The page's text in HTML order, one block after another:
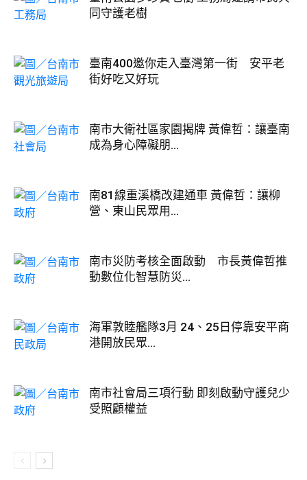
同守護老樹
臺南400邀你走入臺灣第一街 安平老
街好吃又好玩
南市大衛社區家園揭牌 黃偉哲：讓臺南
成為身心障礙朋...
南81線重溪橋改建通車 黃偉哲：讓柳
營、東山民眾用...
南市災防考核全面啟動 市長黃偉哲推
動數位化智慧防災...
海軍敦睦艦隊3月 24、25日停靠安平商
港開放民眾...
南市社會局三項行動 即刻啟動守護兒少
受照顧權益